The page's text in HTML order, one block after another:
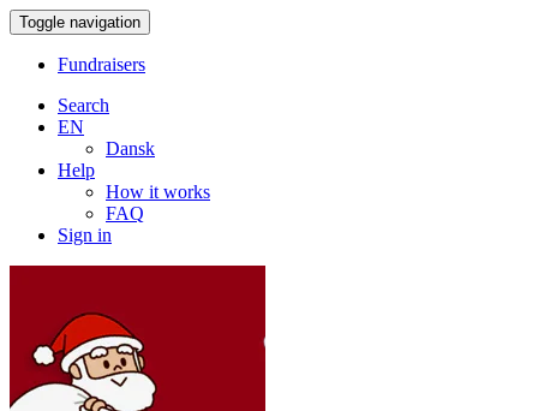
Toggle navigation
Fundraisers
Search
EN
Dansk
Help
How it works
FAQ
Sign in